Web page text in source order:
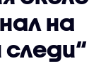
на